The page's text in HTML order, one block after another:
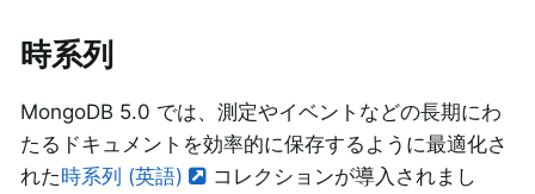
時系列
MongoDB 5.0 では、測定やイベントなどの長期にわ
たるドキュメントを効率的に保存するように最適化さ
れた時系列 (英語)
コレクションが導入されまし